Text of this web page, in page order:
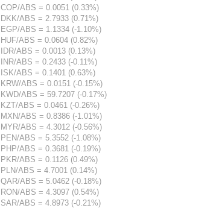
COP/ABS = 0.0051 (0.33%)
DKK/ABS = 2.7933 (0.71%)
EGP/ABS = 1.1334 (-1.10%)
HUF/ABS = 0.0604 (0.82%)
IDR/ABS = 0.0013 (0.13%)
INR/ABS = 0.2433 (-0.11%)
ISK/ABS = 0.1401 (0.63%)
KRW/ABS = 0.0151 (-0.15%)
KWD/ABS = 59.7207 (-0.17%)
KZT/ABS = 0.0461 (-0.26%)
MXN/ABS = 0.8386 (-1.01%)
MYR/ABS = 4.3012 (-0.56%)
PEN/ABS = 5.3552 (-1.08%)
PHP/ABS = 0.3681 (-0.19%)
PKR/ABS = 0.1126 (0.49%)
PLN/ABS = 4.7001 (0.14%)
QAR/ABS = 5.0462 (-0.18%)
RON/ABS = 4.3097 (0.54%)
SAR/ABS = 4.8973 (-0.21%)